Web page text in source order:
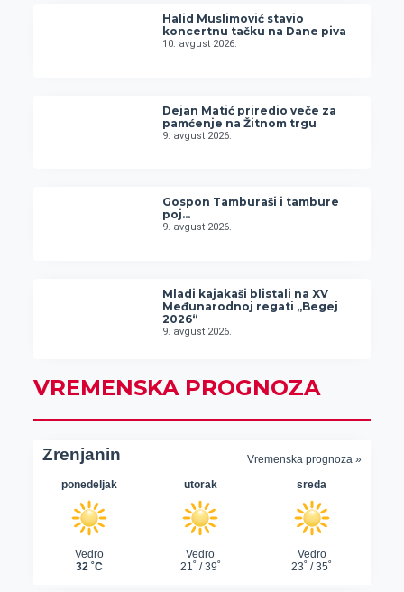
Halid Muslimović stavio
koncertnu tačku na Dane piva
10. avgust 2026.
Dejan Matić priredio veče za
pamćenje na Žitnom trgu
9. avgust 2026.
Gospon Tamburaši i tambure
poj…
9. avgust 2026.
Mladi kajakaši blistali na XV
Međunarodnoj regati „Begej
2026“
9. avgust 2026.
VREMENSKA PROGNOZA